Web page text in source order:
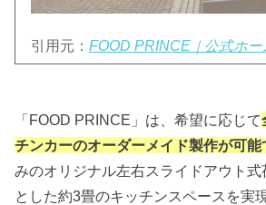
引用元：FOOD PRINCE｜公式ホ
「FOOD PRINCE」は、希望に応じて
チンカーのオーダーメイド製作が可能
みのオリジナル左右スライドアウト式
とした約3畳のキッチンスペースを実